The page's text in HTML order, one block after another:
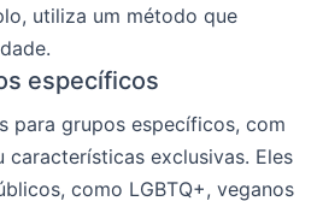
utiliza um método que
específicos
para grupos específicos, com
características exclusivas. Eles
como LGBTQ+, veganos